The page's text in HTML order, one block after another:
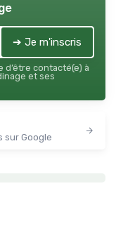
➔ Je m'inscris
d’être contacté(e) à
et ses
sur Google